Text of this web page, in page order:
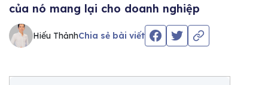
của nó mang lại cho doanh nghiệp
Hiếu ThảnhChia sẻ bài viết